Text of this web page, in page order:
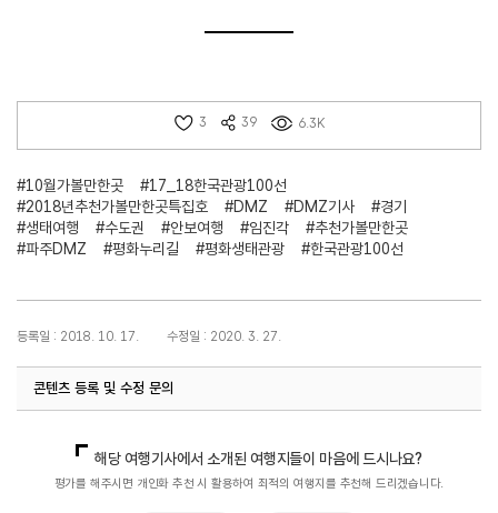
3 39 6.3K
#10월가볼만한곳
#17_18한국관광100선
#2018년추천가볼만한곳특집호
#DMZ #DMZ기사
#경기
#생태여행
#수도권 #안보여행 #임진각
#추천가볼만한곳
#파주DMZ
#평화누리길 #평화생태관광 #한국관광100선
등록일 : 2018. 10. 17. 수정일 : 2020. 3. 27.
콘텐츠 등록 및 수정 문의
해당 여행기사에서 소개된 여행지들이 마음에 드시나요?
평가를 해주시면 개인화 추천 시 활용하여 최적의 여행지를 추천해 드리겠습니다.